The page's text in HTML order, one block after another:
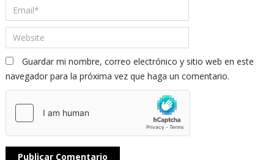
Guardar mi nombre, correo electrónico y sitio web en este
navegador para la próxima vez que haga un comentario.